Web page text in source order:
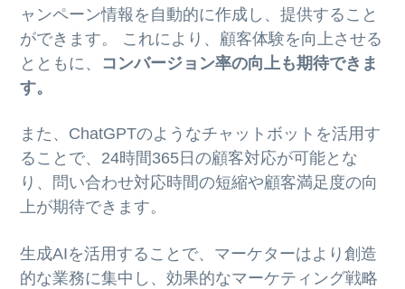
ャンペーン情報を自動的に作成し、提供すること
ができます。 これにより、顧客体験を向上させる
とともに、 コンバージョン率の向上も期待できま
す。
また、ChatGPTのようなチャットボットを活用す
ることで、24時間365日の顧客対応が可能とな
り、問い合わせ対応時間の短縮や顧客満足度の向
上が期待できます。
生成AIを活用することで、マーケターはより創造
的な業務に集中し、効果的なマーケティング戦略